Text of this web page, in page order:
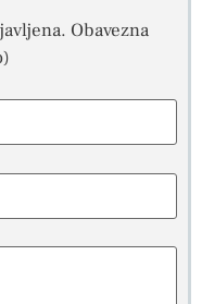
Obavezna